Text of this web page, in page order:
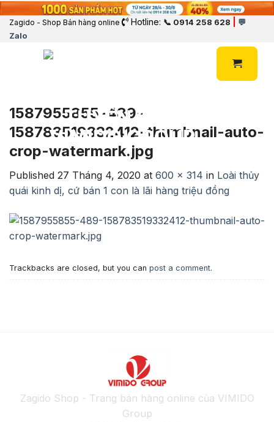
Zagido - Shop Bán hàng online Hotline: 📞 0914 258 628
💬
Zalo
1587955855-489-
158783519332412-thumbnail-auto-
crop-watermark.jpg
Published 27 Tháng 4, 2020 at 600 × 314 in Loài thủy
quái kinh dị, cứ bán 1 con là lãi hàng triệu đồng
Trackbacks are closed, but you can post a comment.
Zagido Shop - Trang bán hàng online của VIMIDO
Group